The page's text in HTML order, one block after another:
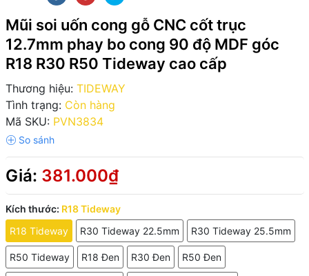
Mũi soi uốn cong gỗ CNC cốt trục
12.7mm phay bo cong 90 độ MDF góc
R18 R30 R50 Tideway cao cấp
Thương hiệu: TIDEWAY
Tình trạng: Còn hàng
Mã SKU: PVN3834
Giá: 381.000₫
Kích thước: R18 Tideway
R18 Tideway
R30 Tideway 22.5mm R30 Tideway 25.5mm
R50 Tideway R18 Đen R30 Đen R50 Đen